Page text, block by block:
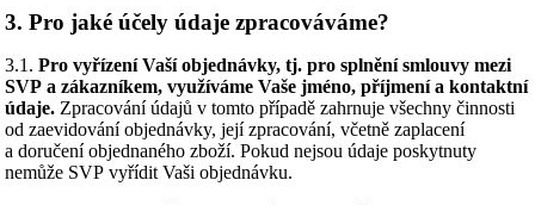
3. Pro jaké účely údaje zpracováváme?
3.1. Pro vyřízení Vaší objednávky, tj. pro splnění smlouvy mezi
SVP a zákazníkem, využíváme Vaše jméno, příjmení a kontaktní
údaje.Zpracování údajů v tomto případě zahrnuje všechny činnosti
od zaevidování objednávky, její zpracování, včetně zaplacení
a doručení objednaného zboží. Pokud nejsou údaje poskytnuty
nemůže SVP vyřídit Vaši objednávku.